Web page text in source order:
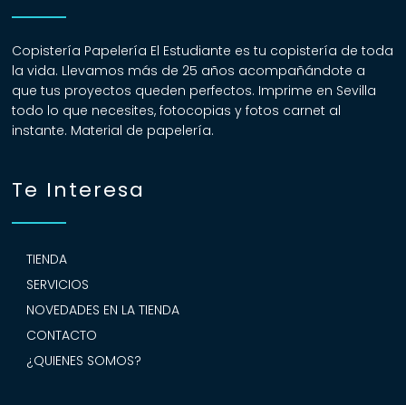
Copistería Papelería El Estudiante es tu copistería de toda
la vida. Llevamos más de 25 años acompañándote a
que tus proyectos queden perfectos. Imprime en Sevilla
todo lo que necesites, fotocopias y fotos carnet al
instante. Material de papelería.
Te Interesa
TIENDA
SERVICIOS
NOVEDADES EN LA TIENDA
CONTACTO
¿QUIENES SOMOS?